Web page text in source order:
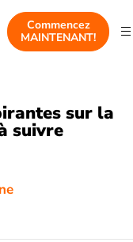
Commencez
MAINTENANT!
sur la
suivre